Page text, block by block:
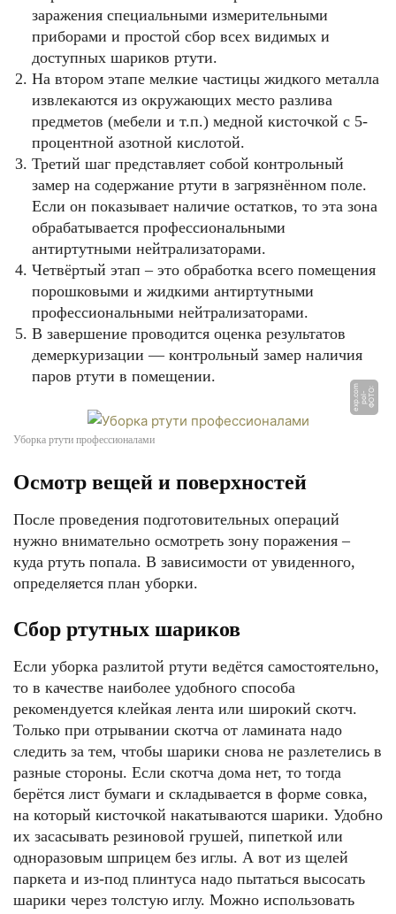
заражения специальными измерительными
приборами и простой сбор всех видимых и
доступных шариков ртути.
На втором этапе мелкие частицы жидкого металла
извлекаются из окружающих место разлива
предметов (мебели и т.п.) медной кисточкой с 5-
процентной азотной кислотой.
Третий шаг представляет собой контрольный
замер на содержание ртути в загрязнённом поле.
Если он показывает наличие остатков, то эта зона
обрабатывается профессиональными
антиртутными нейтрализаторами.
Четвёртый этап – это обработка всего помещения
порошковыми и жидкими антиртутными
профессиональными нейтрализаторами.
В завершение проводится оценка результатов
демеркуризации — контрольный замер наличия
паров ртути в помещении.
Ф
О
Т
О:
p
ol
-e
x
p.
c
o
m
Уборка ртути профессионалами
Осмотр вещей и поверхностей
После проведения подготовительных операций
нужно внимательно осмотреть зону поражения –
куда ртуть попала. В зависимости от увиденного,
определяется план уборки.
Сбор ртутных шариков
Если уборка разлитой ртути ведётся самостоятельно,
то в качестве наиболее удобного способа
рекомендуется клейкая лента или широкий скотч.
Только при отрывании скотча от ламината надо
следить за тем, чтобы шарики снова не разлетелись в
разные стороны. Если скотча дома нет, то тогда
берётся лист бумаги и складывается в форме совка,
на который кисточкой накатываются шарики. Удобно
их засасывать резиновой грушей, пипеткой или
одноразовым шприцем без иглы. А вот из щелей
паркета и из-под плинтуса надо пытаться высосать
шарики через толстую иглу. Можно использовать